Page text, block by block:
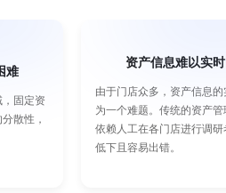
难
固定资
散性，
资产信息难以实
由于门店众多，资产信息
为一个难题。传统的资产
依赖人工在各门店进行调
低下且容易出错。